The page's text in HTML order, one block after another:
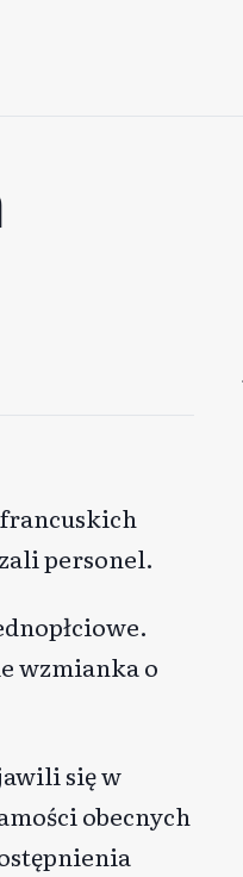
francuskich
personel.
wzmianka o
się w
obecnych